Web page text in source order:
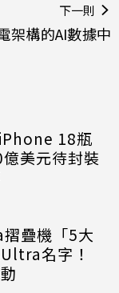
下一則
架構的AI數據中
18瓶
美元待封裝
疊機「5大
名字！